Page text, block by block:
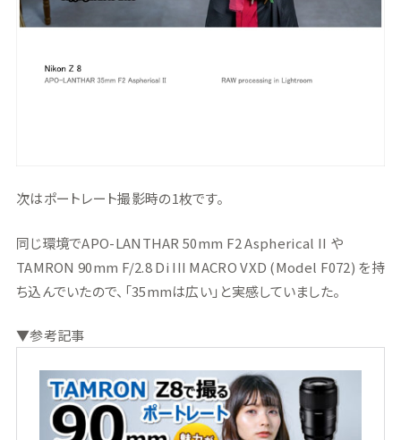
次はポートレート撮影時の1枚です。
同じ環境でAPO-LANTHAR 50mm F2 Aspherical II や
TAMRON 90mm F/2.8 Di III MACRO VXD (Model F072) を持
ち込んでいたので、「35mmは広い」と実感していました。
▼参考記事